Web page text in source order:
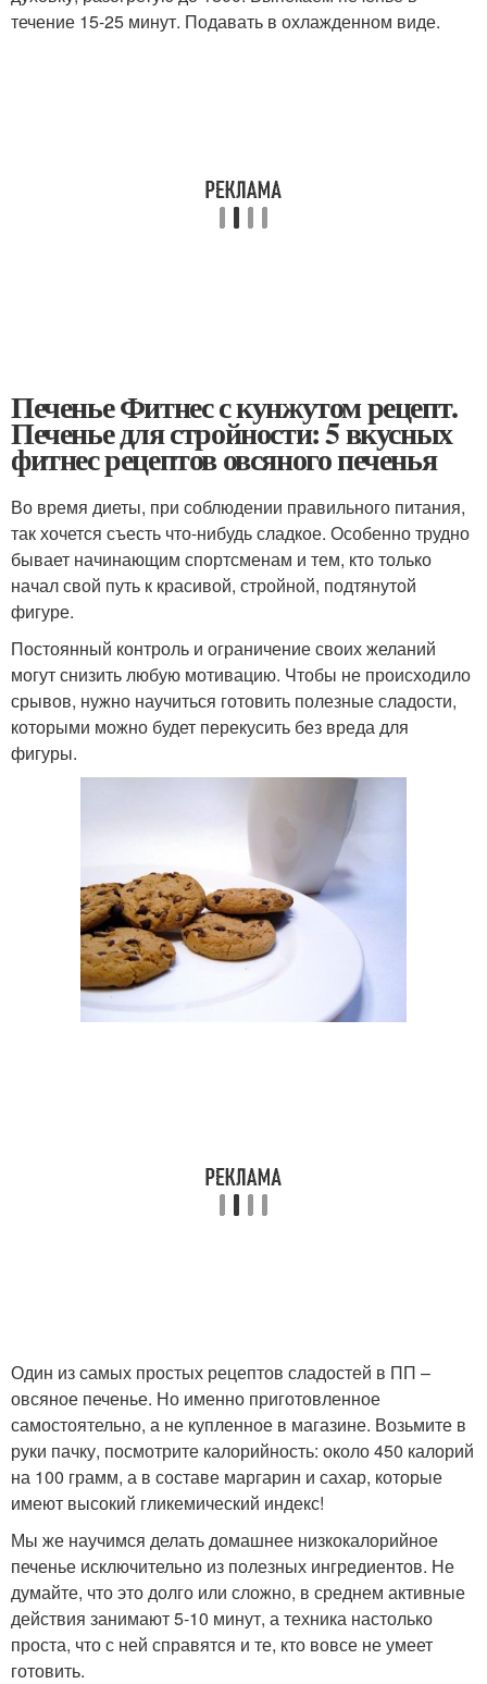
течение 15-25 минут. Подавать в охлажденном виде.
Печенье Фитнес с кунжутом рецепт.
Печенье для стройности: 5 вкусных
фитнес рецептов овсяного печенья
Во время диеты, при соблюдении правильного питания,
так хочется съесть что-нибудь сладкое. Особенно трудно
бывает начинающим спортсменам и тем, кто только
начал свой путь к красивой, стройной, подтянутой
фигуре.
Постоянный контроль и ограничение своих желаний
могут снизить любую мотивацию. Чтобы не происходило
срывов, нужно научиться готовить полезные сладости,
которыми можно будет перекусить без вреда для
фигуры.
Один из самых простых рецептов сладостей в ПП –
овсяное печенье. Но именно приготовленное
самостоятельно, а не купленное в магазине. Возьмите в
руки пачку, посмотрите калорийность: около 450 калорий
на 100 грамм, а в составе маргарин и сахар, которые
имеют высокий гликемический индекс!
Мы же научимся делать домашнее низкокалорийное
печенье исключительно из полезных ингредиентов. Не
думайте, что это долго или сложно, в среднем активные
действия занимают 5-10 минут, а техника настолько
проста, что с ней справятся и те, кто вовсе не умеет
готовить.